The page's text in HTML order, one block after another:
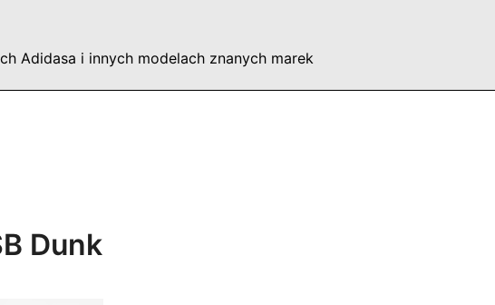
Adidasa i innych modelach znanych marek
Dunk